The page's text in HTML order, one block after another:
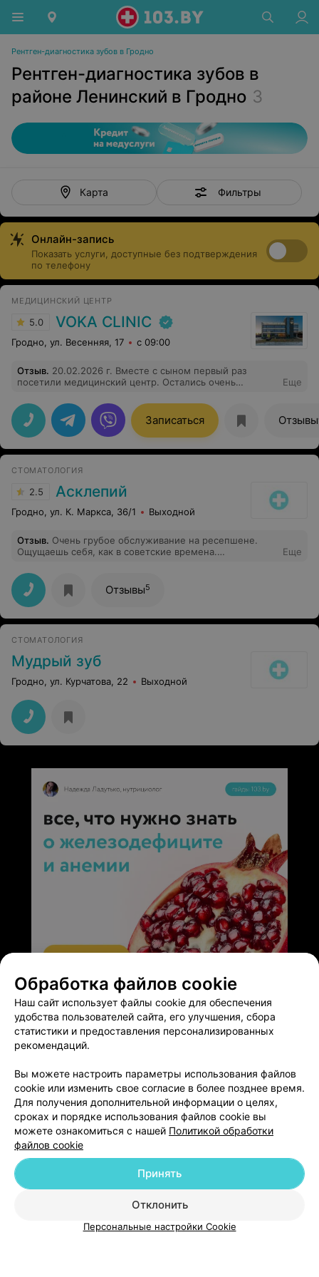
Рентген-диагностика зубов в Гродно
Рентген-диагностика зубов в
районе Ленинский в Гродно 3
Карта Фильтры
Онлайн-запись
Показать услуги, доступные без подтверждения
по телефону
МЕДИЦИНСКИЙ ЦЕНТР
5.0 VOKA CLINIC
Гродно, ул. Весенняя, 17 с 09:00
Отзыв. 20.02.2026 г. Вместе с сыном первый раз
посетили медицинский центр. Остались очень
персонал, красивый и аккуратный интерьер. Очень
обрадовались,что в клинике начали вести детский
прием. Хотим выразить огромную благодарность
Данькиной Юлии Зауровне. Очень грамотный, добрый,
внимательный врач. Юлия Зауровна,приходить к Вам
замечательного доктора и детский приём!
Еще
Записаться Отзывы
СТОМАТОЛОГИЯ
2.5 Асклепий
Гродно, ул. К. Маркса, 36/1 Выходной
Отзыв. Очень грубое обслуживание на ресепшене.
Ощущаешь себя, как в советские времена.
зубы, голосом уставшей звезды... Желаю
руководителям развиваться и не забывать, что комфорт
пациента - это не только современное оборудование,
но и клиентоориентированный персонал.
Еще
Отзывы5
СТОМАТОЛОГИЯ
Мудрый зуб
Гродно, ул. Курчатова, 22 Выходной
ЭФФЕКТИВНАЯ РЕКЛАМА НА САЙТЕ
Добавить компанию
Добавить специалиста
Новости проекта
Размещение рекламы
Медицинский маркетинг
Публичный договор
Обработка файлов cookie
Наш сайт использует файлы cookie для обеспечения
удобства пользователей сайта, его улучшения, сбора
статистики и предоставления персонализированных
рекомендаций.
Вы можете настроить параметры использования файлов
cookie или изменить свое согласие в более позднее время.
Для получения дополнительной информации о целях,
сроках и порядке использования файлов cookie вы
можете ознакомиться с нашей Политикой обработки
файлов cookie
Отклонить
Принять
Персональные настройки Cookie